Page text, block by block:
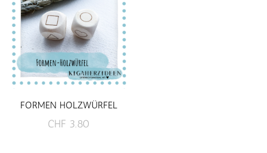
FORMEN HOLZWÜRFEL
CHF 3.80